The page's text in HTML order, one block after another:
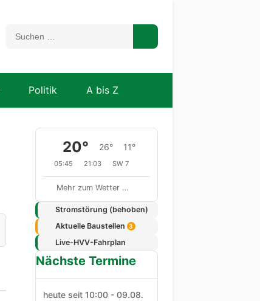
Politik A bis Z
20° 26° 11°
05:45 21:03 SW 7
Mehr zum Wetter …
Stromstörung (behoben)
Aktuelle Baustellen
3
Live-HVV-Fahrplan
Nächste Termine
heute seit 10:00 - 09.08.